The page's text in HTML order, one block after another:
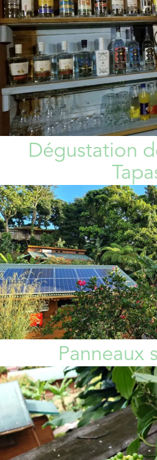
Dégustation
Panneaux